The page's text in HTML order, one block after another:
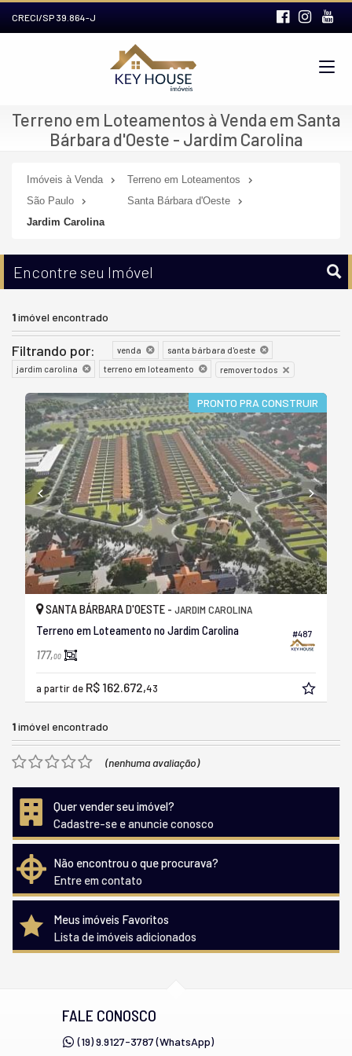
CRECI/SP 39.864-J
Terreno em Loteamentos à Venda em Santa
Bárbara d'Oeste - Jardim Carolina
Imóveis à Venda
Terreno em Loteamentos
São Paulo
Santa Bárbara d'Oeste
Jardim Carolina
Encontre seu Imóvel
1imóvel encontrado
Filtrando por: venda
santa bárbara d'oeste
jardim carolina
terreno em loteamento remover todos
PRONTO PRA CONSTRUIR
#487
SANTA BÁRBARA D'OESTE - JARDIM CAROLINA
Terreno em Loteamento no Jardim Carolina
177,00
a partir de R$ 162.672,43
1imóvel encontrado
(nenhuma avaliação)
Quer vender seu imóvel?
Cadastre-se e anuncie conosco
Não encontrou o que procurava?
Entre em contato
Meus imóveis Favoritos
Lista de imóveis adicionados
FALE CONOSCO
(19) 9.9127-3787 (WhatsApp)